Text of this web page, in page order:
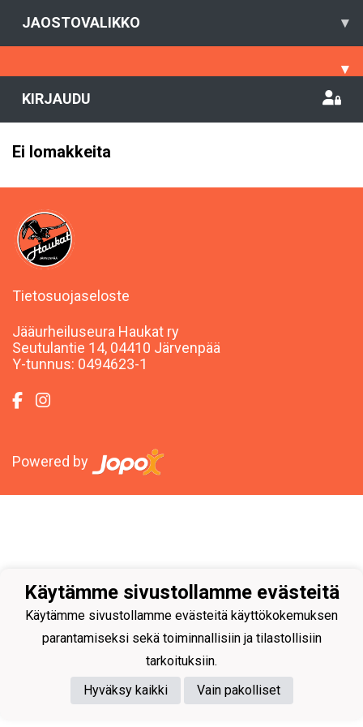
JAOSTOVALIKKO ▾
▾
KIRJAUDU
Ei lomakkeita
Tietosuojaseloste
Jääurheiluseura Haukat ry
Seutulantie 14, 04410 Järvenpää
Y-tunnus: 0494623-1
Powered by
Käytämme sivustollamme evästeitä
Käytämme sivustollamme evästeitä käyttökokemuksen
parantamiseksi sekä toiminnallisiin ja tilastollisiin
tarkoituksiin.
Hyväksy kaikki
Vain pakolliset